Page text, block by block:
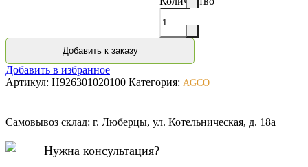
Добавить к заказу
Добавить в избранное
Артикул: H926301020100 Категория: AGCO
Самовывоз склад: г. Люберцы, ул. Котельническая, д. 18а
Нужна консультация?